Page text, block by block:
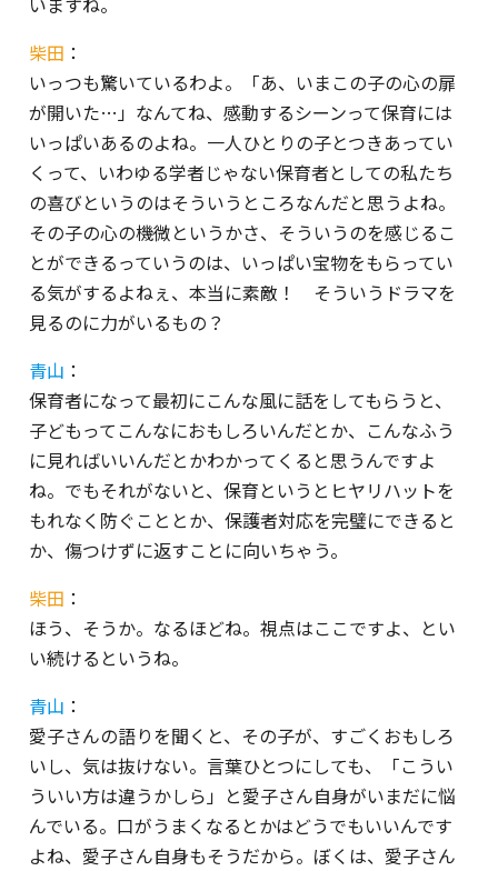
柴田 ：
いっつも驚いているわよ。「あ、いまこの子の心の扉
が開いた…」なんてね、感動するシーンって保育には
いっぱいあるのよね。一人ひとりの子とつきあってい
くって、いわゆる学者じゃない保育者としての私たち
の喜びというのはそういうところなんだと思うよね。
その子の心の機微というかさ、そういうのを感じるこ
とができるっていうのは、いっぱい宝物をもらってい
る気がするよねぇ、本当に素敵！ そういうドラマを
見るのに力がいるもの？
青山 ：
保育者になって最初にこんな風に話をしてもらうと、
子どもってこんなにおもしろいんだとか、こんなふう
に見ればいいんだとかわかってくると思うんですよ
ね。でもそれがないと、保育というとヒヤリハットを
もれなく防ぐこととか、保護者対応を完璧にできると
か、傷つけずに返すことに向いちゃう。
柴田 ：
ほう、そうか。なるほどね。視点はここですよ、とい
い続けるというね。
青山 ：
愛子さんの語りを聞くと、その子が、すごくおもしろ
いし、気は抜けない。言葉ひとつにしても、「こうい
ういい方は違うかしら」と愛子さん自身がいまだに悩
んでいる。口がうまくなるとかはどうでもいいんです
よね、愛子さん自身もそうだから。ぼくは、愛子さん